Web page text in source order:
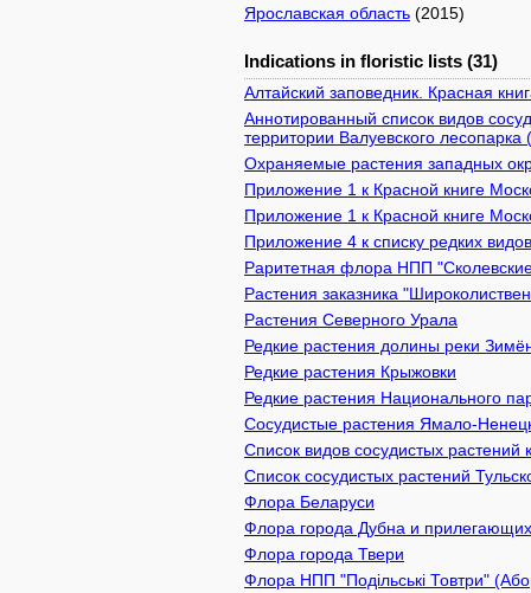
Ярославская область (2015)
Indications in floristic lists (31)
Алтайский заповедник. Красная
Аннотированный список видов
территории Валуевского
Охраняемые растения западных
Приложение 1 к Красной книге
Приложение 1 к Красной книге
Приложение 4 к списку редких
Раритетная флора НПП
Растения заказника
Растения Северного Урала
Редкие растения долины реки
Редкие растения Крыжовки
Редкие растения Национального
Сосудистые растения Ямало-
Список видов сосудистых
Список сосудистых растений
Флора Беларуси
Флора города Дубна и
Флора города Твери
Флора НПП "Подільські Товтри"